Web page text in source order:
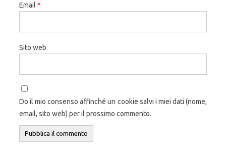
Email *
Sito web
Do il mio consenso affinché un cookie salvi i miei dati (nome,
email, sito web) per il prossimo commento.